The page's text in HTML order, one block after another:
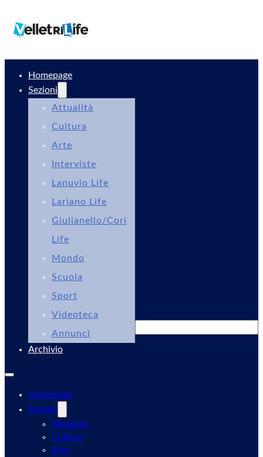
Homepage
Sezioni
Attualità
Cultura
Arte
Interviste
Lanuvio Life
Lariano Life
Giulianello/Cori
Life
Mondo
Scuola
Sport
Videoteca
Annunci
Archivio
Homepage
Sezioni
Attualità
Cultura
Arte